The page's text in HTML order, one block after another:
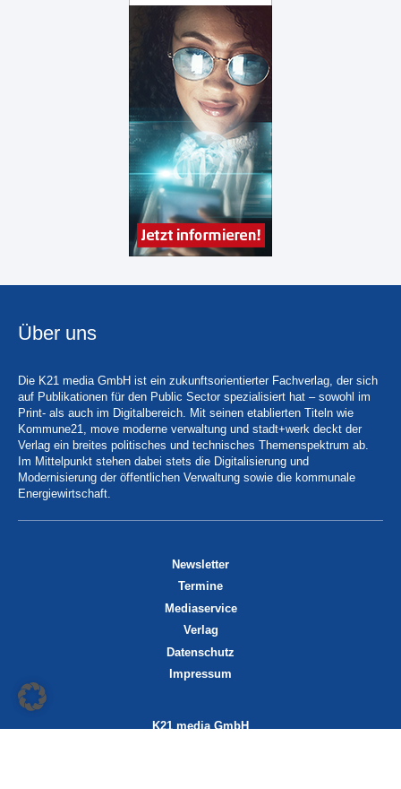
Über uns
Die K21 media GmbH ist ein zukunftsorientierter Fachverlag, der sich
auf Publikationen für den Public Sector spezialisiert hat – sowohl im
Print- als auch im Digitalbereich. Mit seinen etablierten Titeln wie
Kommune21, move moderne verwaltung und stadt+werk deckt der
Verlag ein breites politisches und technisches Themenspektrum ab.
Im Mittelpunkt stehen dabei stets die Digitalisierung und
Modernisierung der öffentlichen Verwaltung sowie die kommunale
Energiewirtschaft.
Newsletter
Termine
Mediaservice
Verlag
Datenschutz
Impressum
K21 media GmbH